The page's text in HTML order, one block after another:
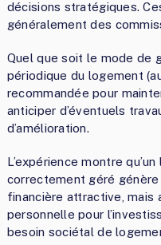
décisions stratégiques.
généralement des
Quel que soit le mode de
périodique du logement
recommandée pour
anticiper d’éventuels
d’amélioration.
L’expérience montre
correctement géré
financière attractive, mais
personnelle pour
besoin sociétal de